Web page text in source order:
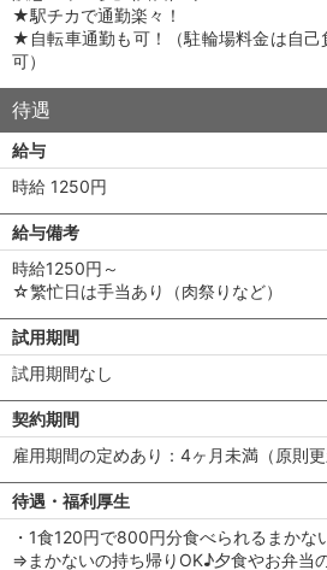
★駅チカで通勤楽々！
★自転車通勤も可！（駐輪場料金は自己
可）
待遇
給与
時給 1250円
給与備考
時給1250円～
☆繁忙日は手当あり（肉祭りなど）
試用期間
試用期間なし
契約期間
雇用期間の定めあり：4ヶ月未満（原則更
待遇・福利厚生
・1食120円で800円分食べられるまかな
⇒まかないの持ち帰りOK♪夕食やお弁当